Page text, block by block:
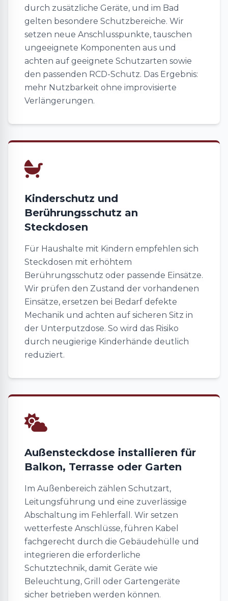
durch zusätzliche Geräte, und im Bad
gelten besondere Schutzbereiche. Wir
setzen neue Anschlusspunkte, tauschen
ungeeignete Komponenten aus und
achten auf geeignete Schutzarten sowie
den passenden RCD-Schutz. Das Ergebnis:
mehr Nutzbarkeit ohne improvisierte
Verlängerungen.
Kinderschutz und
Berührungsschutz an
Steckdosen
Für Haushalte mit Kindern empfehlen sich
Steckdosen mit erhöhtem
Berührungsschutz oder passende Einsätze.
Wir prüfen den Zustand der vorhandenen
Einsätze, ersetzen bei Bedarf defekte
Mechanik und achten auf sicheren Sitz in
der Unterputzdose. So wird das Risiko
durch neugierige Kinderhände deutlich
reduziert.
Außensteckdose installieren für
Balkon, Terrasse oder Garten
Im Außenbereich zählen Schutzart,
Leitungsführung und eine zuverlässige
Abschaltung im Fehlerfall. Wir setzen
wetterfeste Anschlüsse, führen Kabel
fachgerecht durch die Gebäudehülle und
integrieren die erforderliche
Schutztechnik, damit Geräte wie
Beleuchtung, Grill oder Gartengeräte
sicher betrieben werden können.